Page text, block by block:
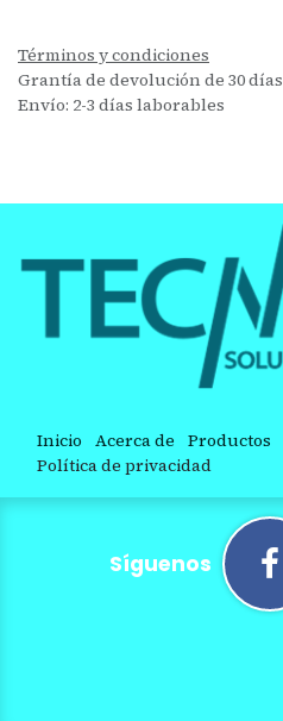
Términos y condiciones
Grantía de devolución de 30 días
Envío: 2-3 días laborables
Inicio Acerca de Productos
Política de privacidad
Síguenos